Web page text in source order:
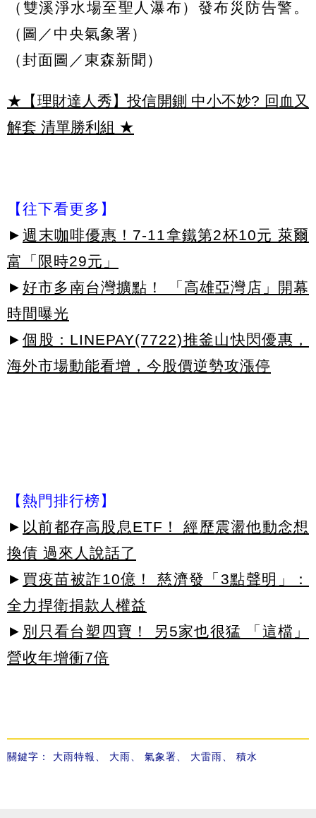
（雙溪淨水場至聖人瀑布）發布災防告警。
（圖／中央氣象署）
（封面圖／東森新聞）
★【理財達人秀】投信開鍘 中小不妙? 回血又
解套 清單勝利組 ★
【往下看更多】
► 週末咖啡優惠！7-11拿鐵第2杯10元 萊爾
富「限時29元」
► 好市多南台灣擴點！ 「高雄亞灣店」開幕
時間曝光
► 個股：LINEPAY(7722)推釜山快閃優惠，
海外市場動能看增，今股價逆勢攻漲停
【熱門排行榜】
► 以前都存高股息ETF！ 經歷震盪他動念想
換債 過來人說話了
► 買疫苗被詐10億！ 慈濟發「3點聲明」：
全力捍衛捐款人權益
► 別只看台塑四寶！ 另5家也很猛 「這檔」
營收年增衝7倍
關鍵字： 大雨特報、 大雨、 氣象署、 大雷雨、 積水